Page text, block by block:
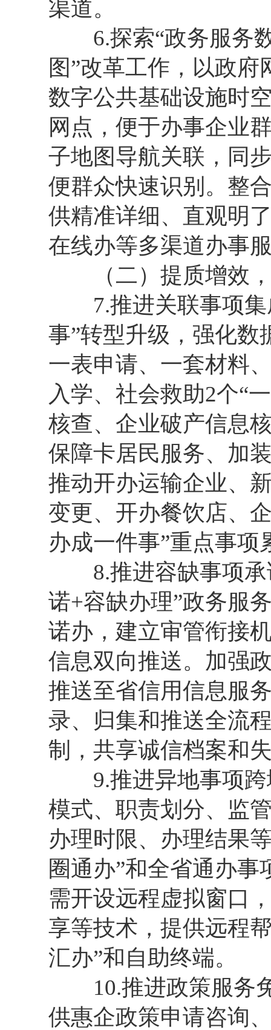
渠道。
6.探索“政务服务数
图”改革工作，以政
数字公共基础设施时
网点，便于办事企业
子地图导航关联，同
便群众快速识别。整
供精准详细、直观明
在线办等多渠道办事
（二）提质增效，
7.推进关联事项集
事”转型升级，强化数
一表申请、一套材料
入学、社会救助2个“
核查、企业破产信息
保障卡居民服务、加
推动开办运输企业、
变更、开办餐饮店、
办成一件事”重点事项
8.推进容缺事项承
诺+容缺办理”政务服
诺办，建立审管衔接
信息双向推送。加强
推送至省信用信息服
录、归集和推送全流
制，共享诚信档案和
9.推进异地事项跨
模式、职责划分、监
办理时限、办理结果
圈通办”和全省通办
需开设远程虚拟窗口
享等技术，提供远程
汇办”和自助终端。
10.推进政策服务免
供惠企政策申请咨询